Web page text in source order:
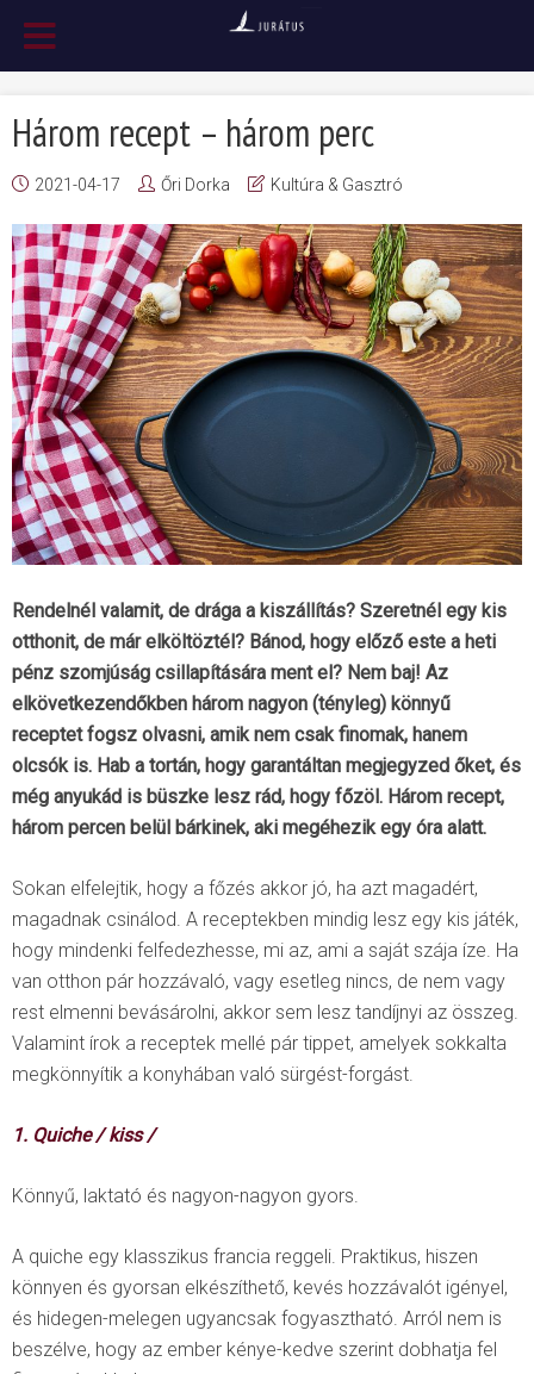
Három recept – három perc
2021-04-17 Őri Dorka Kultúra & Gasztró
Rendelnél valamit, de drága a kiszállítás? Szeretnél egy kis
otthonit, de már elköltöztél? Bánod, hogy előző este a heti
pénz szomjúság csillapítására ment el? Nem baj! Az
elkövetkezendőkben három nagyon (tényleg) könnyű
receptet fogsz olvasni, amik nem csak finomak, hanem
olcsók is. Hab a tortán, hogy garantáltan megjegyzed őket, és
még anyukád is büszke lesz rád, hogy főzöl. Három recept,
három percen belül bárkinek, aki megéhezik egy óra alatt.
Sokan elfelejtik, hogy a főzés akkor jó, ha azt magadért,
magadnak csinálod. A receptekben mindig lesz egy kis játék,
hogy mindenki felfedezhesse, mi az, ami a saját szája íze. Ha
van otthon pár hozzávaló, vagy esetleg nincs, de nem vagy
rest elmenni bevásárolni, akkor sem lesz tandíjnyi az összeg.
Valamint írok a receptek mellé pár tippet, amelyek sokkalta
megkönnyítik a konyhában való sürgést-forgást.
1. Quiche / kiss /
Könnyű, laktató és nagyon-nagyon gyors.
A quiche egy klasszikus francia reggeli. Praktikus, hiszen
könnyen és gyorsan elkészíthető, kevés hozzávalót igényel,
és hidegen-melegen ugyancsak fogyasztható. Arról nem is
beszélve, hogy az ember kénye-kedve szerint dobhatja fel